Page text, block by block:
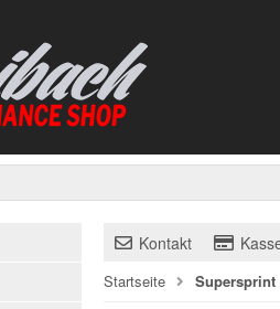
Kontakt
Startseite Supersprint